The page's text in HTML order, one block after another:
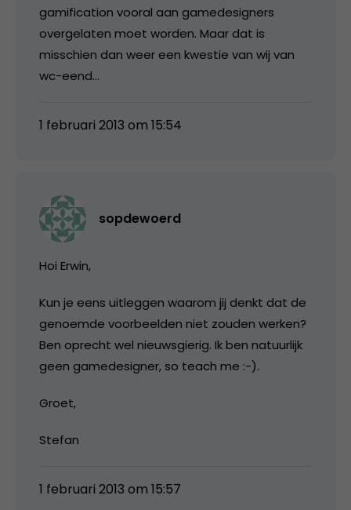
gamification vooral aan gamedesigners
overgelaten moet worden. Maar dat is
misschien dan weer een kwestie van wij van
wc-eend…
1 februari 2013 om 15:54
sopdewoerd
Hoi Erwin,
Kun je eens uitleggen waarom jij denkt dat de
genoemde voorbeelden niet zouden werken?
Ben oprecht wel nieuwsgierig. Ik ben natuurlijk
geen gamedesigner, so teach me :-).
Groet,
Stefan
1 februari 2013 om 15:57